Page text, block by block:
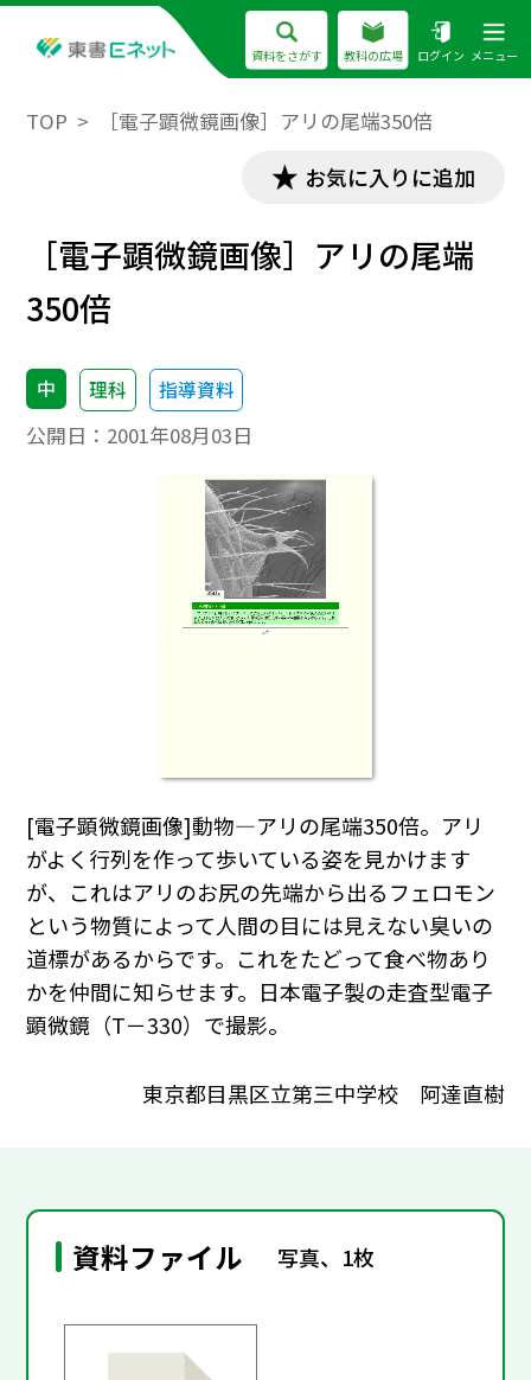
資料をさがす 教科の広場 ログイン メニュー
TOP ［電子顕微鏡画像］アリの尾端350倍
お気に入りに追加
［電子顕微鏡画像］アリの尾端
350倍
中 理科 指導資料
公開日： 2001年08月03日
[電子顕微鏡画像]動物―アリの尾端350倍。アリ
がよく行列を作って歩いている姿を見かけます
が、これはアリのお尻の先端から出るフェロモン
という物質によって人間の目には見えない臭いの
道標があるからです。これをたどって食べ物あり
かを仲間に知らせます。日本電子製の走査型電子
顕微鏡（T－330）で撮影。
東京都目黒区立第三中学校 阿達直樹
資料ファイル 写真、1枚